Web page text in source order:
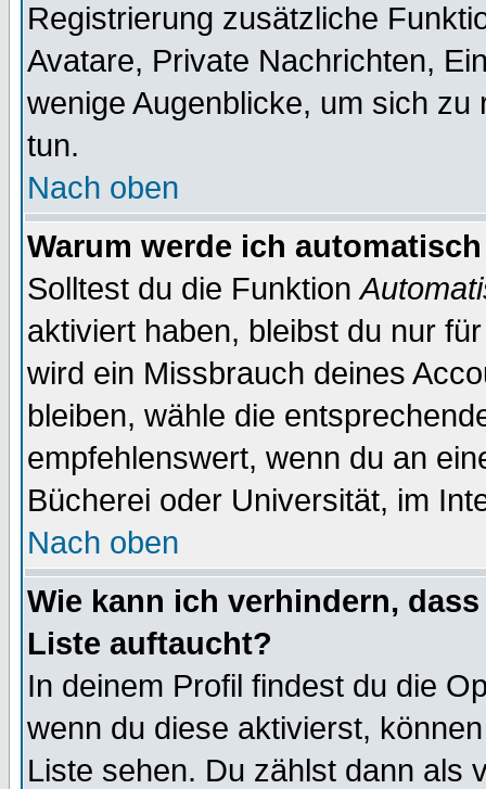
Registrierung zusätzliche
Avatare, Private Nachrichten,
wenige Augenblicke, um sich
tun.
Nach oben
Warum werde ich
Solltest du die Funktion
aktiviert haben, bleibst du nur
wird ein Missbrauch deines
bleiben, wähle die
empfehlenswert, wenn du an
Bücherei oder Universität, im
Nach oben
Wie kann ich verhindern,
Liste auftaucht?
In deinem Profil findest du die
wenn du diese aktivierst,
Liste sehen. Du zählst dann als